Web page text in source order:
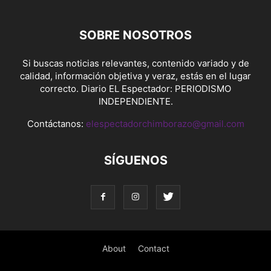
SOBRE NOSOTROS
Si buscas noticias relevantes, contenido variado y de
calidad, información objetiva y veraz, estás en el lugar
correcto. Diario EL Espectador: PERIODISMO
INDEPENDIENTE.
Contáctanos: elespectadorchimborazo@gmail.com
SÍGUENOS
About Contact